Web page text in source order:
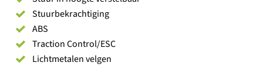
Stuurbekrachtiging
ABS
Traction Control/ESC
Lichtmetalen velgen